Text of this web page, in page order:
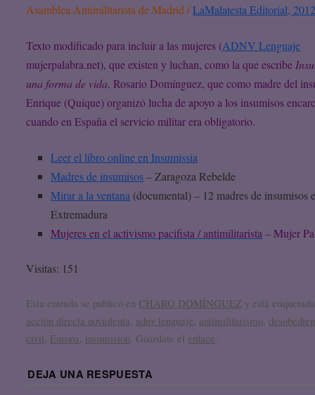
Asamblea Antimilitarista de Madrid /LaMalatesta Editorial,
Texto modificado para incluir a las mujeres (ADNV Lenguaje
mujerpalabra.net), que existen y luchan, como la que escribe
una forma de vida, Rosario Domínguez, que como madre del
Enrique (Quique) organizó lucha de apoyo a los insumisos
cuando en España el servicio militar era obligatorio.
Leer el libro online en Insumissia
Madres de insumisos– Zaragoza Rebelde
Mirar a la ventana (documental) – 12 madres de insumisos
Extremadura
Mujeres en el activismo pacifista / antimilitarista – Mujer
Visitas: 151
Esta entrada se publicó en CHARO DOMÍNGUEZ y está
acción directa noviolenta, adnv lenguaje, antimilitarismo,
civil, Europa, insumisión. Guárdate elenlace.
DEJA UNA RESPUESTA